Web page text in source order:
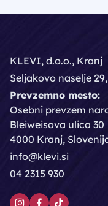
KLEVI, d.o.o., Kranj
Seljakovo naselje
Prevzemno mesto:
Osebni prevzem
Bleiweisova ulica 30
4000 Kranj,
info@klevi.si
04 2315 930